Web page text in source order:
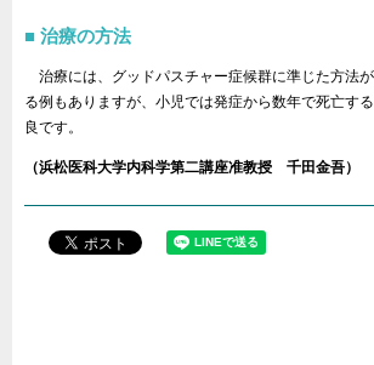
治療の方法
治療には、グッドパスチャー症候群に準じた方法
る例もありますが、小児では発症から数年で死亡す
良です。
（浜松医科大学内科学第二講座准教授 千田金吾）